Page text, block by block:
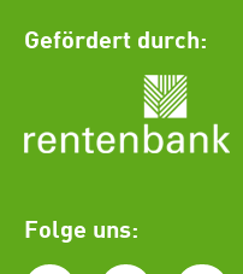
Gefördert durch:
Folge uns: